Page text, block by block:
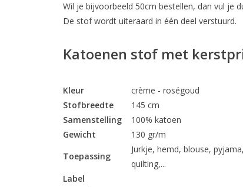
Wil je bijvoorbeeld 50cm bestellen, dan vul je
De stof wordt uiteraard in één deel verstuurd.
Katoenen stof met
Kleur
crème - roségoud
Stofbreedte
145 cm
Samenstelling
100% katoen
Gewicht
130 gr/m
Toepassing
Jurkje, hemd, blouse,
quilting,...
Label